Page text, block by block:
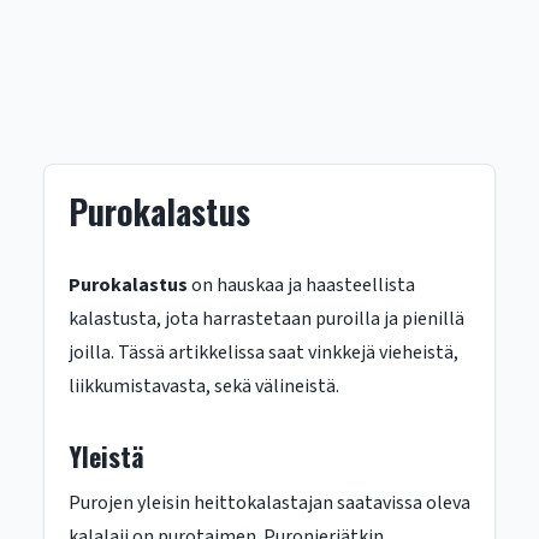
Purokalastus
Purokalastuson hauskaa ja haasteellista
kalastusta, jota harrastetaan puroilla ja pienillä
joilla. Tässä artikkelissa saat vinkkejä vieheistä,
liikkumistavasta, sekä välineistä.
Yleistä
Purojen yleisin heittokalastajan saatavissa oleva